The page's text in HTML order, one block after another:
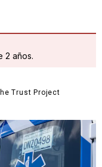
2 años.